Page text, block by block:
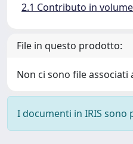
2.1 Contributo in
File in questo prodotto:
Non ci sono file
I documenti in IRIS